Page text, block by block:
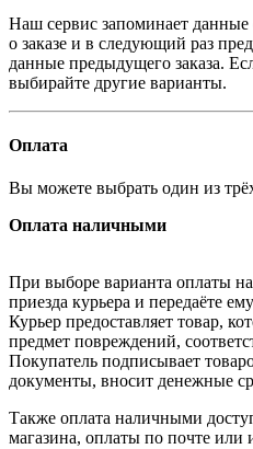
Наш сервис запоминает
о заказе и в следующий раз
данные предыдущего заказа.
выбирайте другие варианты.
Оплата
Вы можете выбрать один из
Оплата наличными
При выборе варианта оплаты
приезда курьера и передаёте
Курьер предоставляет товар,
предмет повреждений,
Покупатель подписывает
документы, вносит денежные
Также оплата наличными
магазина, оплаты по почте или